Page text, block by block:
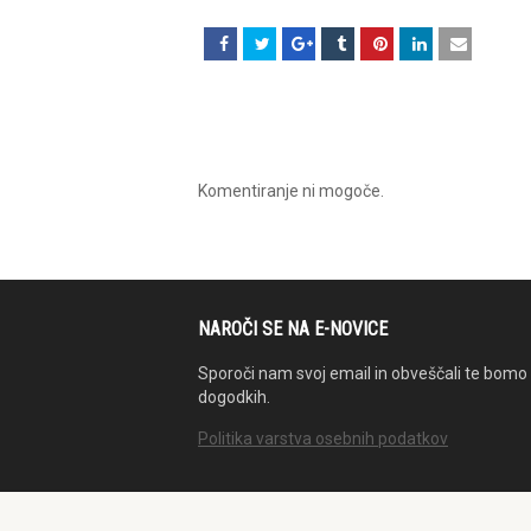
Komentiranje ni mogoče.
NAROČI SE NA E-NOVICE
Sporoči nam svoj email in obveščali te bomo
dogodkih.
Politika varstva osebnih podatkov